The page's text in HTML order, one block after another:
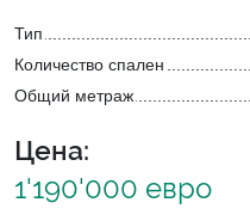
Тип
Количество спален
Общий метраж
Цена:
1'190'000 евро